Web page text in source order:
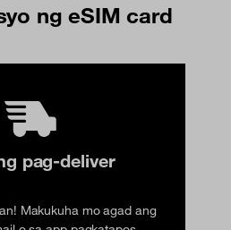
ng eSIM card
pag-deliver
Makukuha mo agad ang